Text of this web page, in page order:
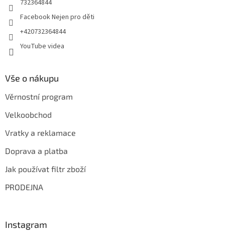
732364844
Facebook Nejen pro děti
+420732364844
YouTube videa
Vše o nákupu
Věrnostní program
Velkoobchod
Vratky a reklamace
Doprava a platba
Jak používat filtr zboží
PRODEJNA
Instagram